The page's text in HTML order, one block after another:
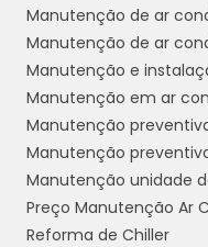
Os benefícios da
coil são
diretamente a
climatização e
Uma
vantagens
funcionamento
Um dos
Reforma de Chiller